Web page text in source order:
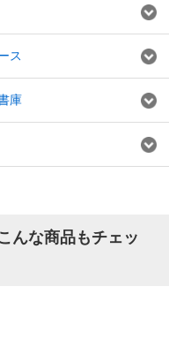
ス
庫
んな商品もチェッ